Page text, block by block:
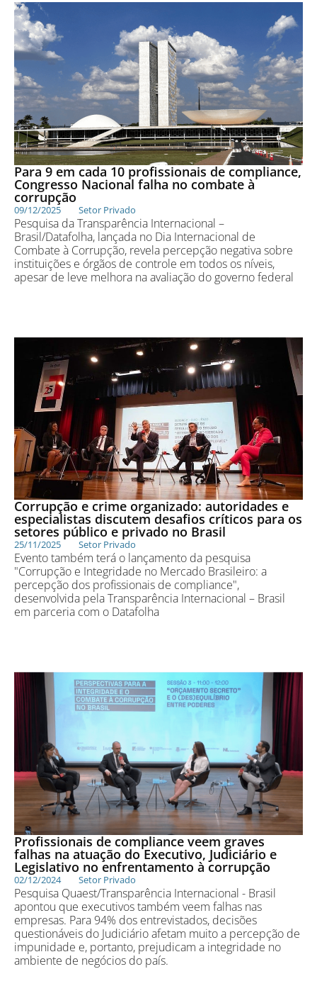
Para 9 em cada 10 profissionais de compliance,
Congresso Nacional falha no combate à
corrupção
09/12/2025 Setor Privado
Pesquisa da Transparência Internacional –
Brasil/Datafolha, lançada no Dia Internacional de
Combate à Corrupção, revela percepção negativa sobre
instituições e órgãos de controle em todos os níveis,
apesar de leve melhora na avaliação do governo federal
Corrupção e crime organizado: autoridades e
especialistas discutem desafios críticos para os
setores público e privado no Brasil
25/11/2025 Setor Privado
Evento também terá o lançamento da pesquisa
"Corrupção e Integridade no Mercado Brasileiro: a
percepção dos profissionais de compliance",
desenvolvida pela Transparência Internacional – Brasil
em parceria com o Datafolha
Profissionais de compliance veem graves
falhas na atuação do Executivo, Judiciário e
Legislativo no enfrentamento à corrupção
02/12/2024 Setor Privado
Pesquisa Quaest/Transparência Internacional - Brasil
apontou que executivos também veem falhas nas
empresas. Para 94% dos entrevistados, decisões
questionáveis do Judiciário afetam muito a percepção de
impunidade e, portanto, prejudicam a integridade no
ambiente de negócios do país.